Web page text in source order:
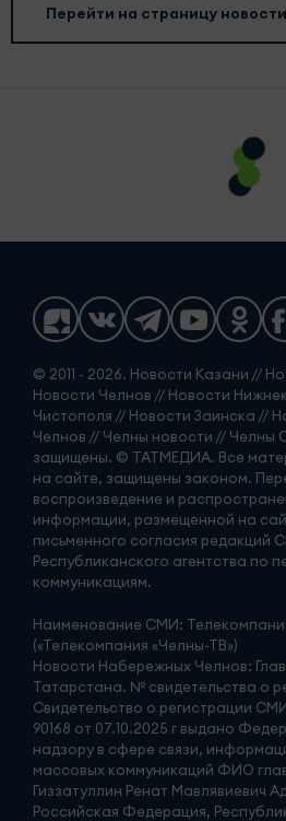
Перейти на страницу новости
© 2011 - 2026. Новости Казани //
Новости Челнов // Новости
Чистополя // Новости Заинска //
Челнов // Челны новости // Челны
защищены. © ТАТМЕДИА. Все
на сайте, защищены законом.
воспроизведение и
информации, размещенной на
письменного согласия редакций
Республиканского агентства по
коммуникациям.
Наименование СМИ:
(«Телекомпания «Челны-ТВ»)
Новости Набережных Челнов:
Татарстана. № свидетельства о
Свидетельство о регистрации
90168 от 07.10.2025 г выдано
надзору в сфере связи,
массовых коммуникаций ФИО
Гиззатуллин Ренат Мавлявиевич
Российская Федерация,